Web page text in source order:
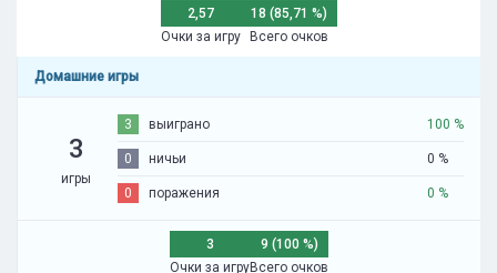
2,57
Очки за игру
18 (85,71 %)
Всего очков
Домашние игры
3
игры
3 выиграно 100 %
0 ничьи 0 %
0 поражения 0 %
3
Очки за игру
9 (100 %)
Всего очков